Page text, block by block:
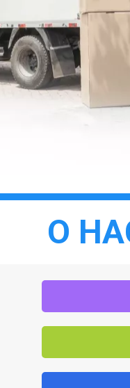
О